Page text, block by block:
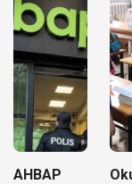
AHBAP